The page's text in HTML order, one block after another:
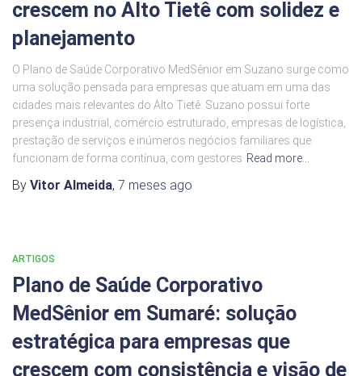
crescem no Alto Tietê com solidez e
planejamento
O Plano de Saúde Corporativo MedSênior em Suzano surge como
uma solução pensada para empresas que atuam em uma das
cidades mais relevantes do Alto Tietê. Suzano possui forte
presença industrial, comércio estruturado, empresas de logística,
prestação de serviços e inúmeros negócios familiares que
funcionam de forma contínua, com gestores Read more…
By Vitor Almeida, 7 meses ago
ARTIGOS
Plano de Saúde Corporativo
MedSênior em Sumaré: solução
estratégica para empresas que
crescem com consistência e visão de